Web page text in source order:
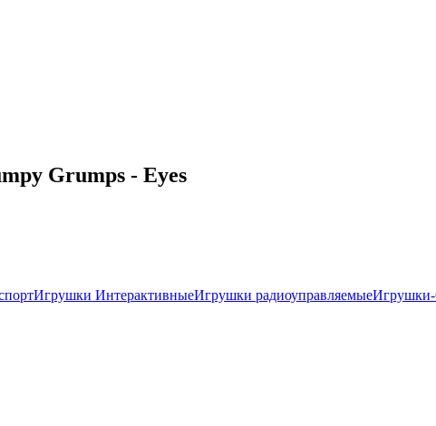
Grumps - Eyes
Игрушки ИнтерактивныеИгрушки радиоуправляемые